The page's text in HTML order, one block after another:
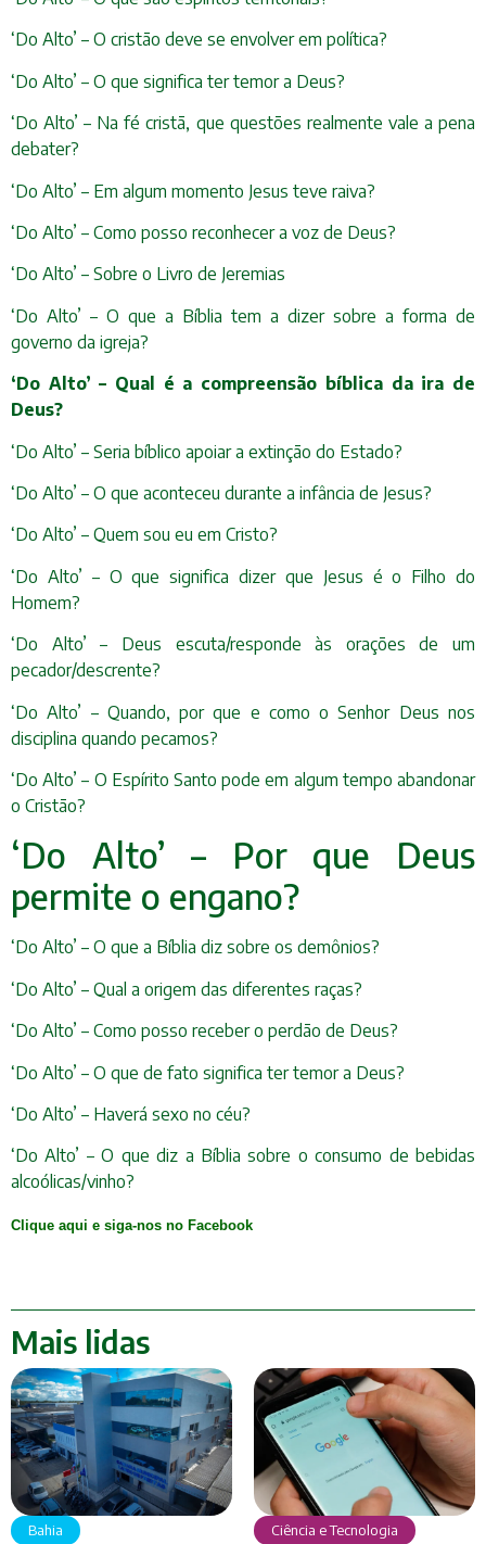
‘Do Alto’ – O cristão deve se envolver em política?
‘Do Alto’ – O que significa ter temor a Deus?
‘Do Alto’ – Na fé cristã, que questões realmente vale a pena
debater?
‘Do Alto’ – Em algum momento Jesus teve raiva?
‘Do Alto’ – Como posso reconhecer a voz de Deus?
‘Do Alto’ – Sobre o Livro de Jeremias
‘Do Alto’ – O que a Bíblia tem a dizer sobre a forma de
governo da igreja?
‘Do Alto’ – Qual é a compreensão bíblica da ira de
Deus?
‘Do Alto’ – Seria bíblico apoiar a extinção do Estado?
‘Do Alto’ – O que aconteceu durante a infância de Jesus?
‘Do Alto’ – Quem sou eu em Cristo?
‘Do Alto’ – O que significa dizer que Jesus é o Filho do
Homem?
‘Do Alto’ – Deus escuta/responde às orações de um
pecador/descrente?
‘Do Alto’ – Quando, por que e como o Senhor Deus nos
disciplina quando pecamos?
‘Do Alto’ – O Espírito Santo pode em algum tempo abandonar
o Cristão?
‘Do Alto’ – Por que Deus
permite o engano?
‘Do Alto’ – O que a Bíblia diz sobre os demônios?
‘Do Alto’ – Qual a origem das diferentes raças?
‘Do Alto’ – Como posso receber o perdão de Deus?
‘Do Alto’ – O que de fato significa ter temor a Deus?
‘Do Alto’ – Haverá sexo no céu?
‘Do Alto’ – O que diz a Bíblia sobre o consumo de bebidas
alcoólicas/vinho?
Clique aqui e siga-nos no Facebook
Mais lidas
Bahia Ciência e Tecnologia